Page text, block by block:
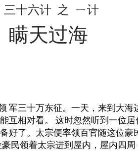
三十六计 之 ㄧ计
瞒天过海
军三十万东征。一天，来到大海
互相对看。 这时忽然听到一位居
好了。太宗便率领百官随这位豪
民领着太宗进到屋内，屋内四